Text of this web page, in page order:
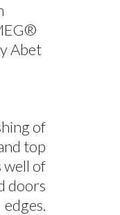
Abet
of
top
well of
doors
edges.